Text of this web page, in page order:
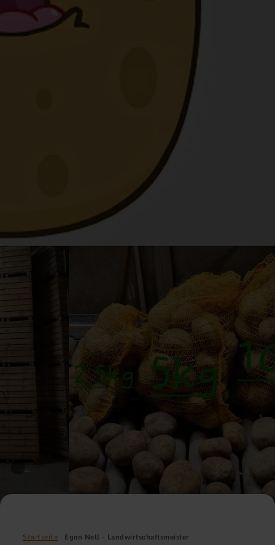
Startseite Egon Nell - Landwirtschaftsmeister